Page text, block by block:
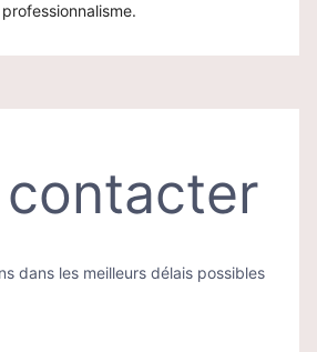
professionnalisme.
dans les meilleurs délais possibles